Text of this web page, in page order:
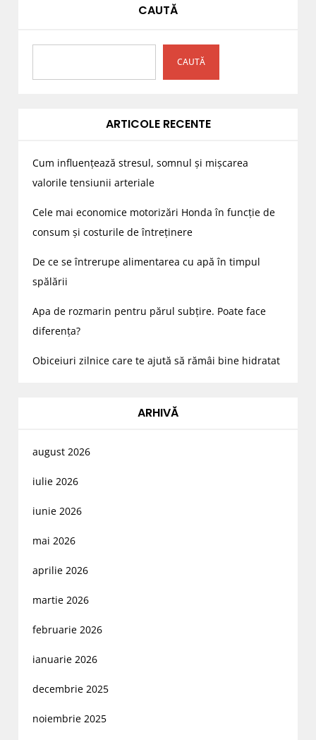
CAUTĂ
CAUTĂ
ARTICOLE RECENTE
Cum influențează stresul, somnul și mișcarea
valorile tensiunii arteriale
Cele mai economice motorizări Honda în funcție de
consum și costurile de întreținere
De ce se întrerupe alimentarea cu apă în timpul
spălării
Apa de rozmarin pentru părul subțire. Poate face
diferența?
Obiceiuri zilnice care te ajută să rămâi bine hidratat
ARHIVĂ
august 2026
iulie 2026
iunie 2026
mai 2026
aprilie 2026
martie 2026
februarie 2026
ianuarie 2026
decembrie 2025
noiembrie 2025